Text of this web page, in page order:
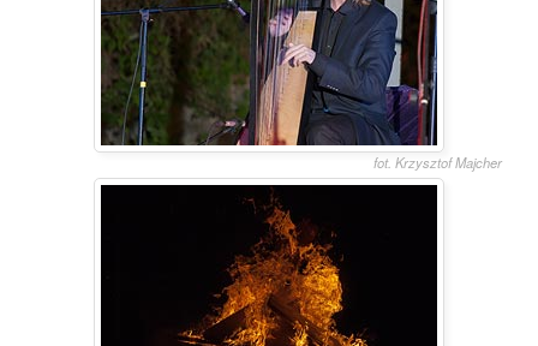
fot. Krzysztof Majcher